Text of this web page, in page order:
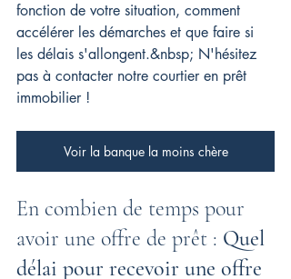
fonction de votre situation, comment
accélérer les démarches et que faire si
les délais s'allongent.&nbsp; N'hésitez
pas à contacter notre courtier en prêt
immobilier !
Voir la banque la moins chère
En combien de temps pour
avoir une offre de prêt : Quel
délai pour recevoir une offre